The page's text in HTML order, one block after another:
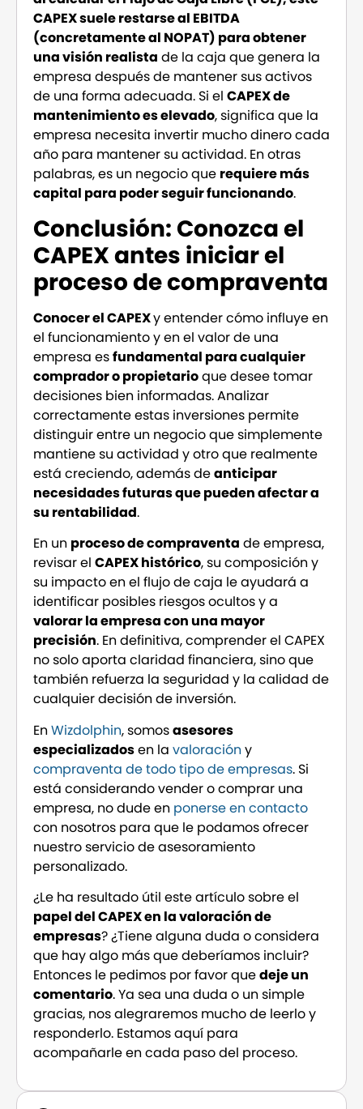
CAPEX suele restarse al EBITDA
(concretamente al NOPAT) para obtener
una visión realista de la caja que genera la
empresa después de mantener sus activos
de una forma adecuada. Si el CAPEX de
mantenimiento es elevado, significa que la
empresa necesita invertir mucho dinero cada
año para mantener su actividad. En otras
palabras, es un negocio que requiere más
capital para poder seguir funcionando.
Conclusión: Conozca el
CAPEX antes iniciar el
proceso de compraventa
Conocer el CAPEXy entender cómo influye en
el funcionamiento y en el valor de una
empresa esfundamental para cualquier
comprador o propietarioque desee tomar
decisiones bien informadas. Analizar
correctamente estas inversiones permite
distinguir entre un negocio que simplemente
mantiene su actividad y otro que realmente
está creciendo, además deanticipar
necesidades futuras que pueden afectar a
su rentabilidad.
En un proceso de compraventa de empresa,
revisar el CAPEX histórico, su composición y
su impacto en el flujo de caja le ayudará a
identificar posibles riesgos ocultos y a
valorar la empresa con una mayor
precisión. En definitiva, comprender el CAPEX
no solo aporta claridad financiera, sino que
también refuerza la seguridad y la calidad de
cualquier decisión de inversión.
EnWizdolphin, somosasesores
especializadosen la valoración y
compraventa de todo tipo de empresas. Si
está considerando vender o comprar una
empresa, no dude en ponerse en contacto
con nosotros para que le podamos ofrecer
nuestro servicio de asesoramiento
personalizado.
¿Le ha resultado útil este artículo sobre el
papel del CAPEX en la valoración de
empresas? ¿Tiene alguna duda o considera
que hay algo más que deberíamos incluir?
Entonces le pedimos por favor quedeje un
comentario. Ya sea una duda o un simple
gracias, nos alegraremos mucho de leerlo y
responderlo. Estamos aquí para
acompañarle en cada paso del proceso.